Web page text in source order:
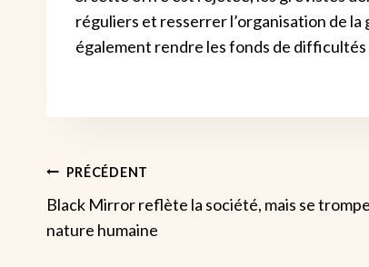
réguliers et resserrer l’organisation de
également rendre les fonds de
Navigation
De
PRÉCÉDENT
Black Mirror reflète la société, mais se
nature humaine